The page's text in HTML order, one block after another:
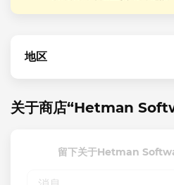
地区
关于商店“Hetman
留下关于Hetman